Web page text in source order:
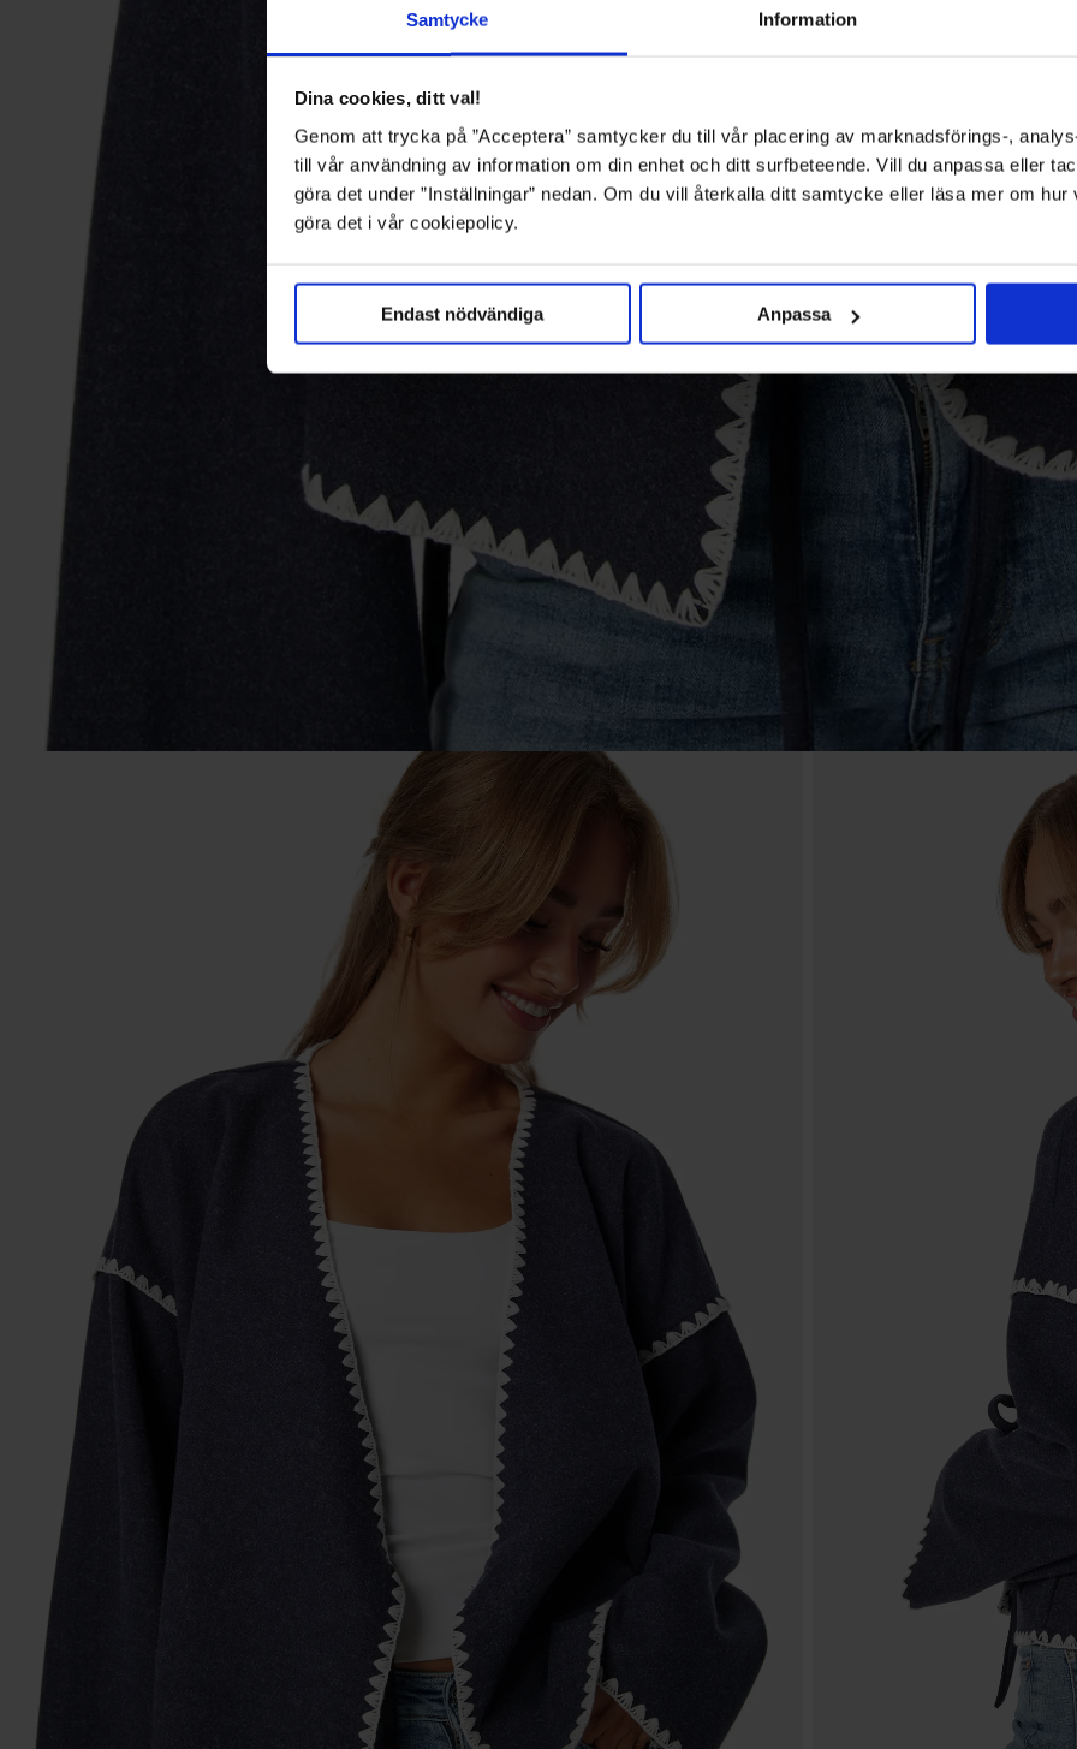
Samtycke Information
Dina cookies, ditt val!
Genom att trycka på ”Acceptera” samtycker du till vår placering av marknadsförings-,
till vår användning av information om din enhet och ditt surfbeteende. Vill du anpassa eller
göra det under ”Inställningar” nedan. Om du vill återkalla ditt samtycke eller läsa mer om
göra det i vår cookiepolicy.
Endast nödvändiga Anpassa